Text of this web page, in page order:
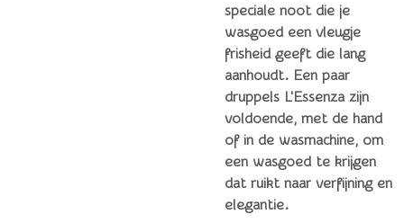
speciale noot die je
wasgoed een vleugje
frisheid geeft die lang
aanhoudt. Een paar
druppels L'Essenza zijn
voldoende, met de hand
of in de wasmachine, om
een ​​wasgoed te krijgen
dat ruikt naar verfijning en
elegantie.